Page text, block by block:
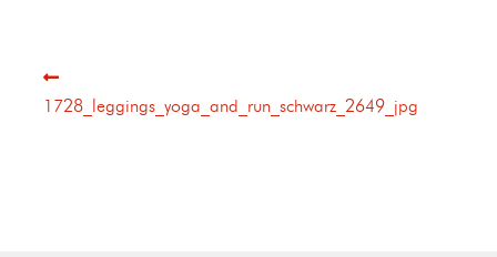
1728_leggings_yoga_and_run_schwarz_2649_jpg